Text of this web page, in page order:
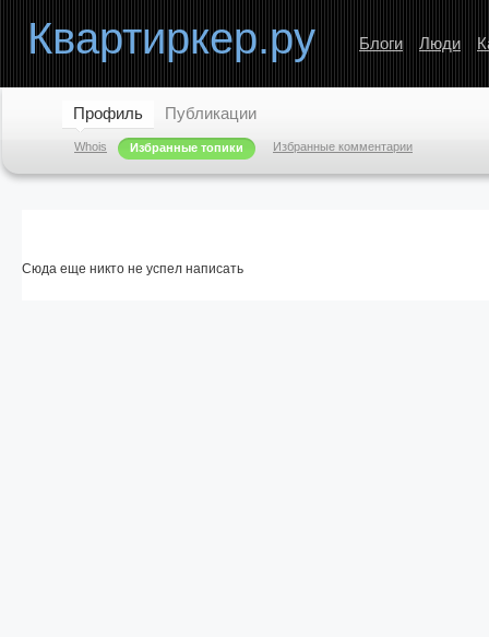
Квартиркер.ру Блоги Люди
Профиль
Whois Избранные топики Избранные комментарии
Публикации
Сюда еще никто не успел написать